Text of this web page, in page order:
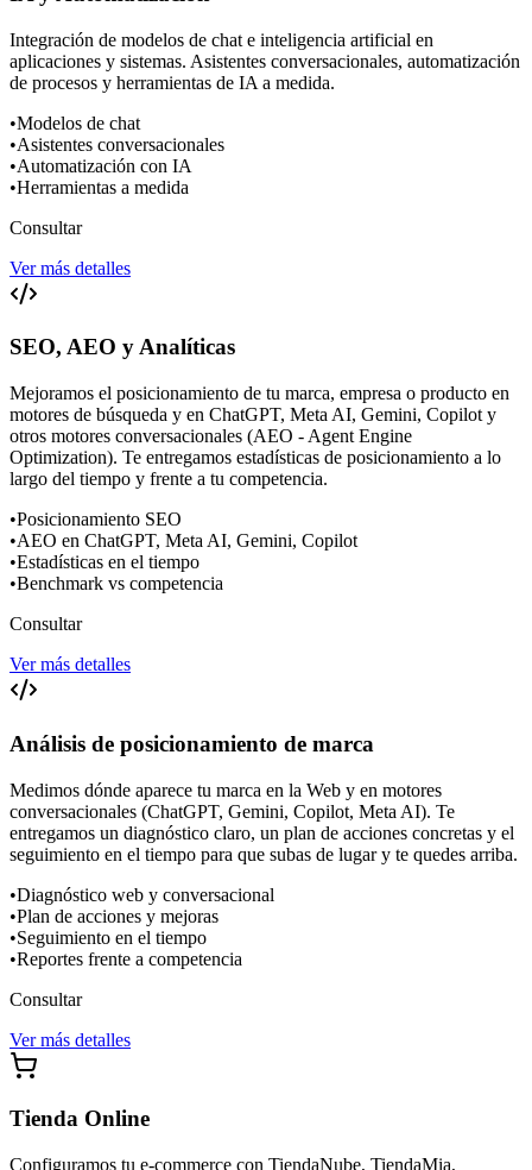
Integración de modelos de chat e inteligencia artificial en
aplicaciones y sistemas. Asistentes conversacionales, automatización
de procesos y herramientas de IA a medida.
•Modelos de chat
•Asistentes conversacionales
•Automatización con IA
•Herramientas a medida
Consultar
Ver más detalles
SEO, AEO y Analíticas
Mejoramos el posicionamiento de tu marca, empresa o producto en
motores de búsqueda y en ChatGPT, Meta AI, Gemini, Copilot y
otros motores conversacionales (AEO - Agent Engine
Optimization). Te entregamos estadísticas de posicionamiento a lo
largo del tiempo y frente a tu competencia.
•Posicionamiento SEO
•AEO en ChatGPT, Meta AI, Gemini, Copilot
•Estadísticas en el tiempo
•Benchmark vs competencia
Consultar
Ver más detalles
Análisis de posicionamiento de marca
Medimos dónde aparece tu marca en la Web y en motores
conversacionales (ChatGPT, Gemini, Copilot, Meta AI). Te
entregamos un diagnóstico claro, un plan de acciones concretas y el
seguimiento en el tiempo para que subas de lugar y te quedes arriba.
•Diagnóstico web y conversacional
•Plan de acciones y mejoras
•Seguimiento en el tiempo
•Reportes frente a competencia
Consultar
Ver más detalles
Tienda Online
Configuramos tu e-commerce con TiendaNube, TiendaMia,